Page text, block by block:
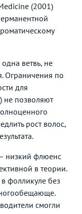
(2001)
ветвь, не
Ограничения по
для
не позволяют
рост волос,
низкий флюенс
в теории.
фолликуле без
смогли